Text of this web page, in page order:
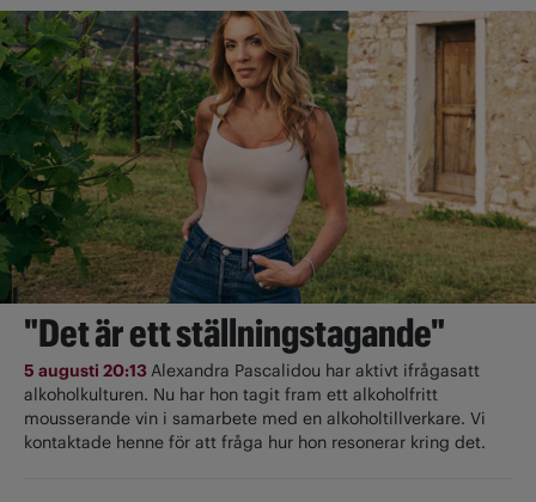
"Det är ett ställningstagande"
5 augusti 20:13 Alexandra Pascalidou har aktivt ifrågasatt
alkoholkulturen. Nu har hon tagit fram ett alkoholfritt
mousserande vin i samarbete med en alkoholtillverkare. Vi
kontaktade henne för att fråga hur hon resonerar kring det.